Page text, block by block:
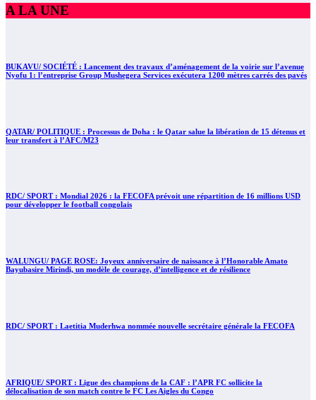
A LA UNE
BUKAVU/ SOCIÉTÉ : Lancement des travaux d’aménagement de la voirie sur l’avenue
Nyofu 1: l’entreprise Group Mushegera Services exécutera 1200 mètres carrés des pavés
QATAR/ POLITIQUE : Processus de Doha : le Qatar salue la libération de 15 détenus et
leur transfert à l’AFC/M23
RDC/ SPORT : Mondial 2026 : la FECOFA prévoit une répartition de 16 millions USD
pour développer le football congolais
WALUNGU/ PAGE ROSE: Joyeux anniversaire de naissance à l’Honorable Amato
Bayubasire Mirindi, un modèle de courage, d’intelligence et de résilience
RDC/ SPORT : Laetitia Muderhwa nommée nouvelle secrétaire générale la FECOFA
AFRIQUE/ SPORT : Ligue des champions de la CAF : l’APR FC sollicite la
délocalisation de son match contre le FC Les Aigles du Congo